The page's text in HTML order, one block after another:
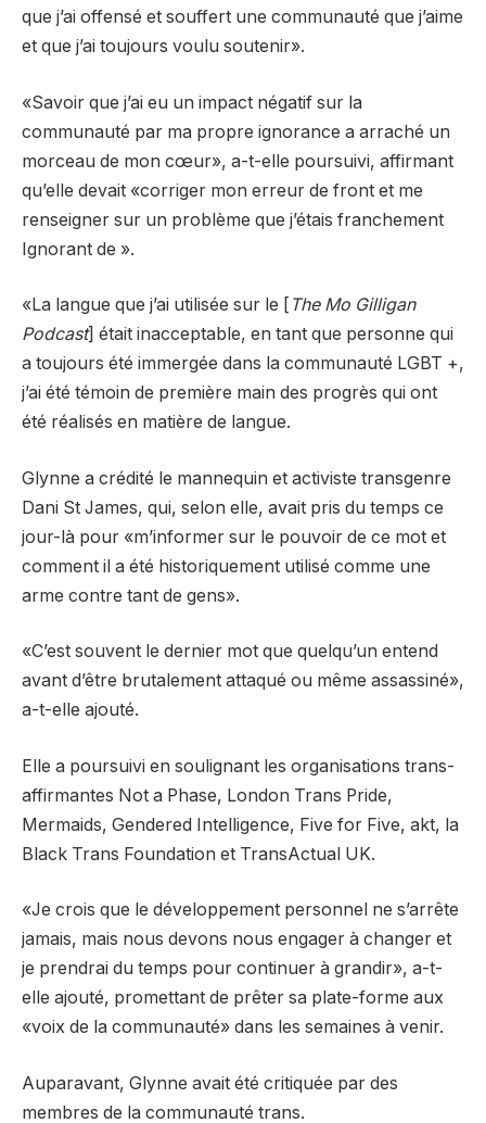
que j’ai offensé et souffert une communauté que j’aime
et que j’ai toujours voulu soutenir».
«Savoir que j’ai eu un impact négatif sur la
communauté par ma propre ignorance a arraché un
morceau de mon cœur», a-t-elle poursuivi, affirmant
qu’elle devait «corriger mon erreur de front et me
renseigner sur un problème que j’étais franchement
Ignorant de ».
«La langue que j’ai utilisée sur le [ The Mo Gilligan
Podcast] était inacceptable, en tant que personne qui
a toujours été immergée dans la communauté LGBT +,
j’ai été témoin de première main des progrès qui ont
été réalisés en matière de langue.
Glynne a crédité le mannequin et activiste transgenre
Dani St James, qui, selon elle, avait pris du temps ce
jour-là pour «m’informer sur le pouvoir de ce mot et
comment il a été historiquement utilisé comme une
arme contre tant de gens».
«C’est souvent le dernier mot que quelqu’un entend
avant d’être brutalement attaqué ou même assassiné»,
a-t-elle ajouté.
Elle a poursuivi en soulignant les organisations trans-
affirmantes Not a Phase, London Trans Pride,
Mermaids, Gendered Intelligence, Five for Five, akt, la
Black Trans Foundation et TransActual UK.
«Je crois que le développement personnel ne s’arrête
jamais, mais nous devons nous engager à changer et
je prendrai du temps pour continuer à grandir», a-t-
elle ajouté, promettant de prêter sa plate-forme aux
«voix de la communauté» dans les semaines à venir.
Auparavant, Glynne avait été critiquée par des
membres de la communauté trans.